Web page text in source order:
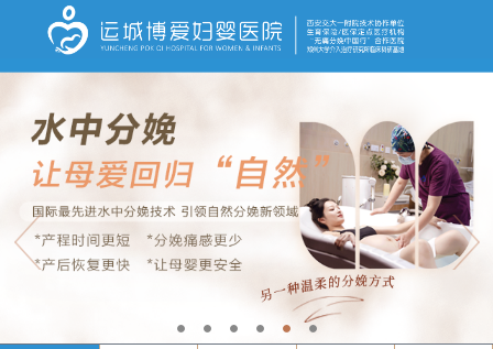
1 2 3 4 5 6